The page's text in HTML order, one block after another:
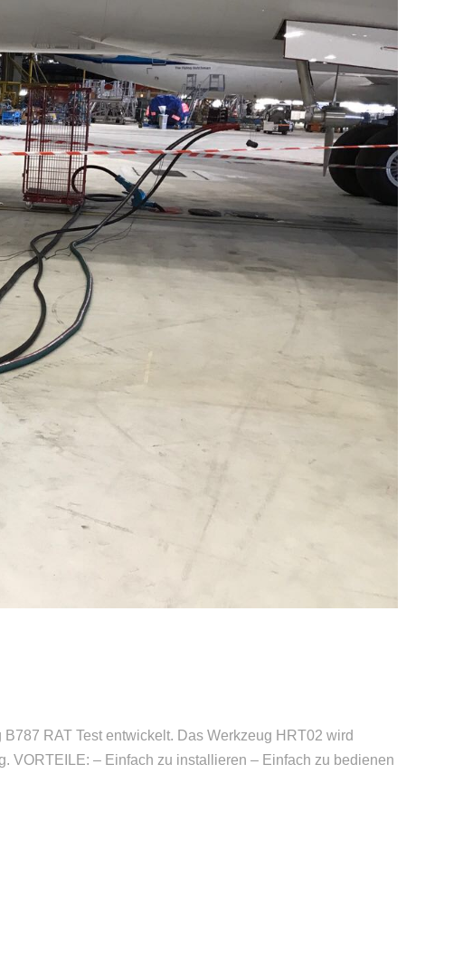
RAT Test entwickelt. Das Werkzeug HRT02 wird
VORTEILE: – Einfach zu installieren – Einfach zu bedienen